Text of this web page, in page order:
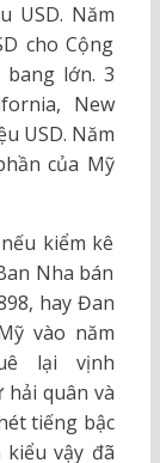
USD. Năm
cho Cộng
lớn. 3
New
USD. Năm
của Mỹ
kiểm kê
Nha bán
hay Đan
vào năm
lại vịnh
hải quân và
tiếng bậc
vậy đã